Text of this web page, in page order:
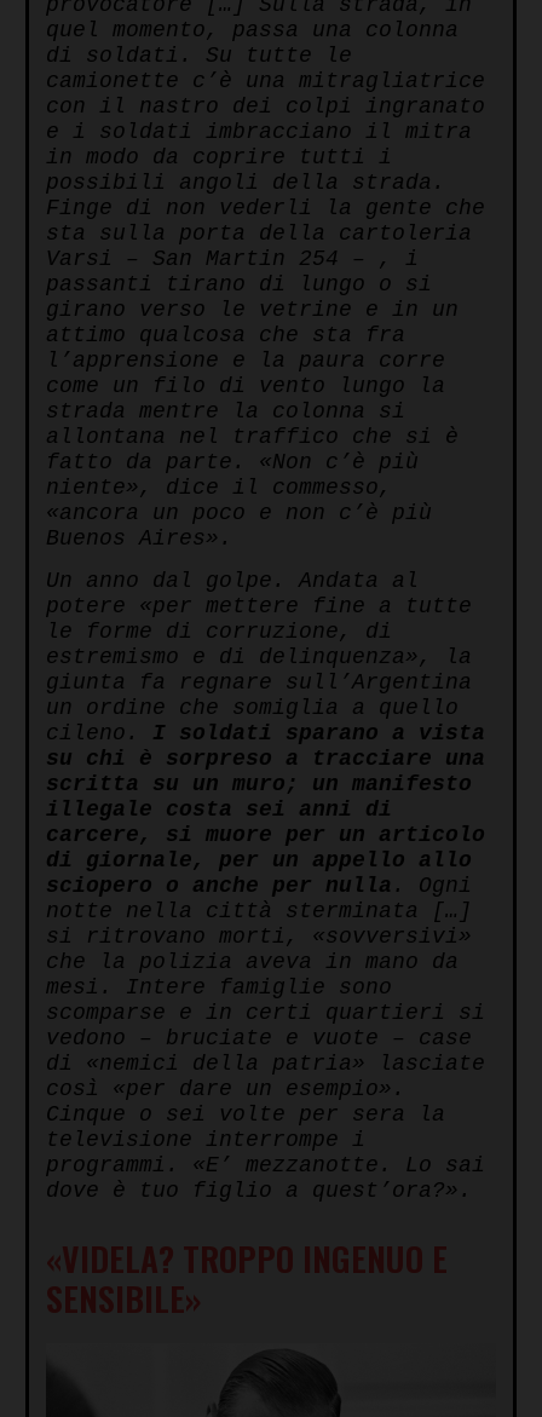
provocatore […] Sulla strada, in
quel momento, passa una colonna
di soldati. Su tutte le
camionette c’è una mitragliatrice
con il nastro dei colpi ingranato
e i soldati imbracciano il mitra
in modo da coprire tutti i
possibili angoli della strada.
Finge di non vederli la gente che
sta sulla porta della cartoleria
Varsi – San Martin 254 – , i
passanti tirano di lungo o si
girano verso le vetrine e in un
attimo qualcosa che sta fra
l’apprensione e la paura corre
come un filo di vento lungo la
strada mentre la colonna si
allontana nel traffico che si è
fatto da parte. «Non c’è più
niente», dice il commesso,
«ancora un poco e non c’è più
Buenos Aires».
Un anno dal golpe. Andata al
potere «per mettere fine a tutte
le forme di corruzione, di
estremismo e di delinquenza», la
giunta fa regnare sull’Argentina
un ordine che somiglia a quello
cileno. I soldati sparano a vista
su chi è sorpreso a tracciare una
scritta su un muro; un manifesto
illegale costa sei anni di
carcere, si muore per un articolo
di giornale, per un appello allo
sciopero o anche per nulla . Ogni
notte nella città sterminata […]
si ritrovano morti, «sovversivi»
che la polizia aveva in mano da
mesi. Intere famiglie sono
scomparse e in certi quartieri si
vedono – bruciate e vuote – case
di «nemici della patria» lasciate
così «per dare un esempio».
Cinque o sei volte per sera la
televisione interrompe i
programmi. «E’ mezzanotte. Lo sai
dove è tuo figlio a quest’ora?».
«VIDELA? TROPPO INGENUO E
SENSIBILE»